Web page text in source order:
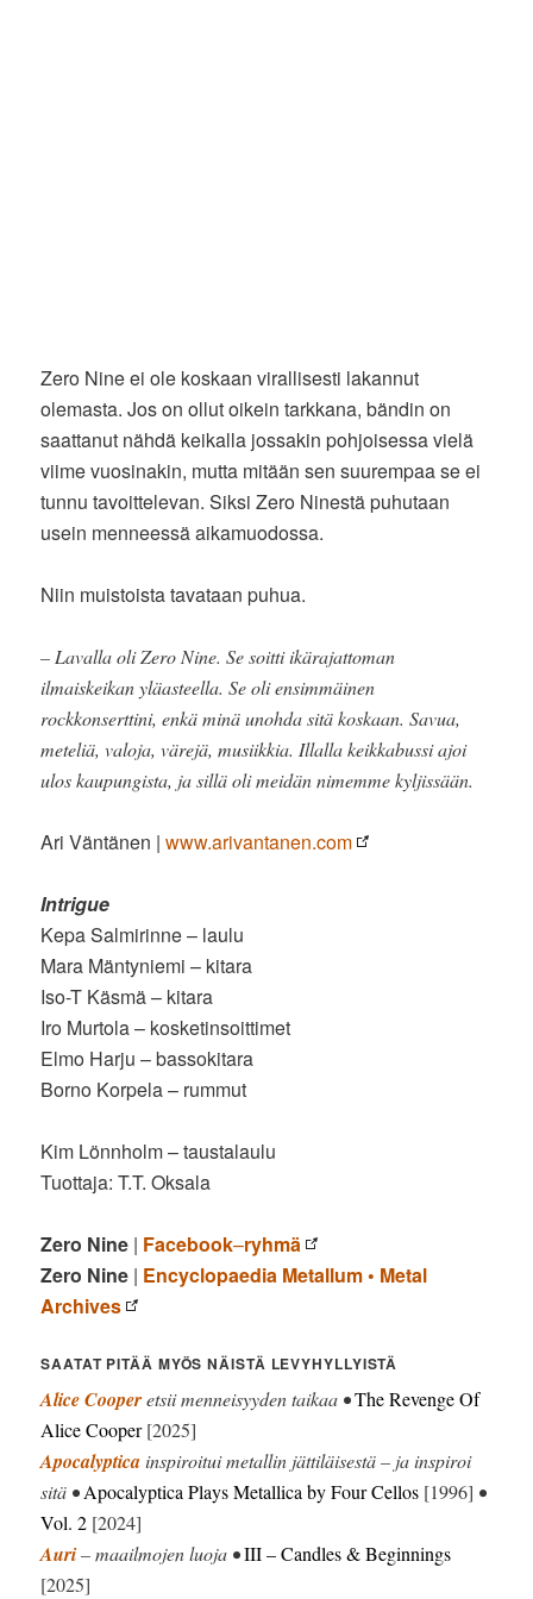
Zero Nine ei ole koskaan virallisesti lakannut
olemasta. Jos on ollut oikein tarkkana, bändin on
saattanut nähdä keikalla jossakin pohjoisessa vielä
viime vuosinakin, mutta mitään sen suurempaa se ei
tunnu tavoittelevan. Siksi Zero Ninestä puhutaan
usein menneessä aikamuodossa.
Niin muistoista tavataan puhua.
– Lavalla oli Zero Nine. Se soitti ikärajattoman
ilmaiskeikan yläasteella. Se oli ensimmäinen
rockkonserttini, enkä minä unohda sitä koskaan. Savua,
meteliä, valoja, värejä, musiikkia. Illalla keikkabussi ajoi
ulos kaupungista, ja sillä oli meidän nimemme kyljissään.
Ari Väntänen |www.arivantanen.com
Intrigue
Kepa Salmirinne – laulu
Mara Mäntyniemi – kitara
Iso-T Käsmä – kitara
Iro Murtola – kosketinsoittimet
Elmo Harju – bassokitara
Borno Korpela – rummut
Kim Lönnholm – taustalaulu
Tuottaja: T.T. Oksala
Zero Nine | Facebook–ryhmä
Zero Nine | Encyclopaedia Metallum • Metal
Archives
SAATAT PITÄÄ MYÖS NÄISTÄ LEVYHYLLYISTÄ
Alice Cooperetsii menneisyyden taikaa •The Revenge Of
Alice Cooper[2025]
Apocalyptica inspiroitui metallin jättiläisestä – ja inspiroi
sitä •Apocalyptica Plays Metallica by Four Cellos [1996] •
Vol. 2 [2024]
Auri– maailmojen luoja •III – Candles & Beginnings
[2025]